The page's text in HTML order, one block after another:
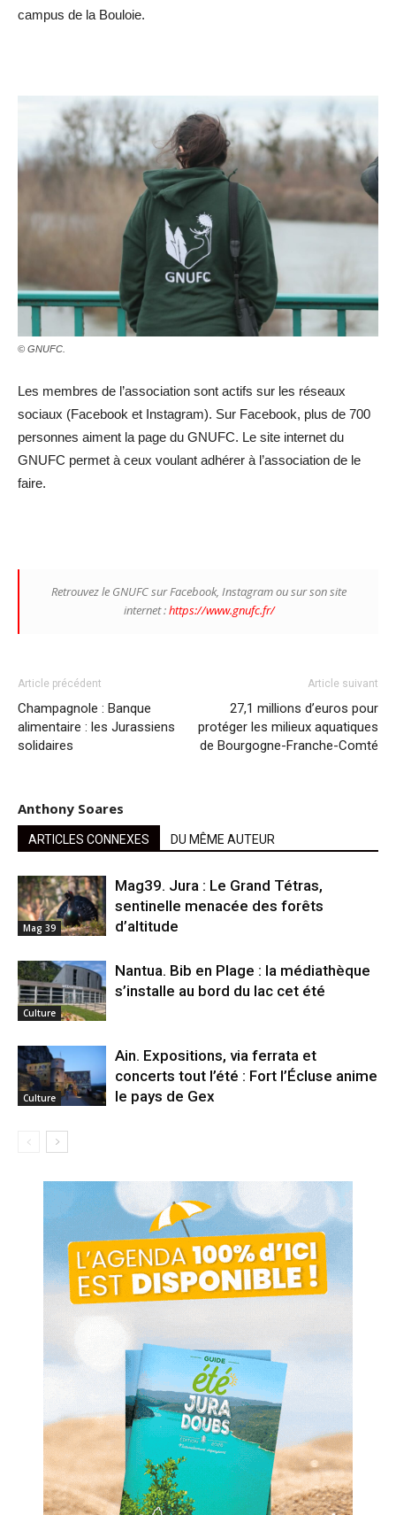
campus de la Bouloie.
© GNUFC.
Les membres de l’association sont actifs sur les réseaux
sociaux (Facebook et Instagram). Sur Facebook, plus de 700
personnes aiment la page du GNUFC. Le site internet du
GNUFC permet à ceux voulant adhérer à l’association de le
faire.
Retrouvez le GNUFC sur Facebook, Instagram ou sur son site
internet :https://www.gnufc.fr/
Article précédent
Champagnole : Banque
alimentaire : les Jurassiens
solidaires
Article suivant
27,1 millions d’euros pour
protéger les milieux aquatiques
de Bourgogne-Franche-Comté
Anthony Soares
ARTICLES CONNEXES DU MÊME AUTEUR
Mag 39
Mag39. Jura : Le Grand Tétras,
sentinelle menacée des forêts
d’altitude
Culture
Nantua. Bib en Plage : la médiathèque
s’installe au bord du lac cet été
Culture
Ain. Expositions, via ferrata et
concerts tout l’été : Fort l’Écluse anime
le pays de Gex